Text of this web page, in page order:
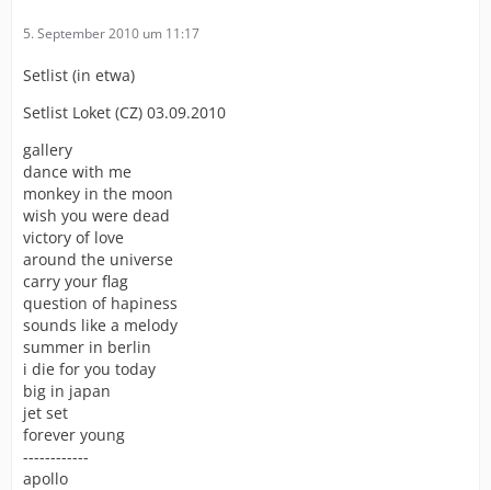
5. September 2010 um 11:17
Setlist (in etwa)
Setlist Loket (CZ) 03.09.2010
gallery
dance with me
monkey in the moon
wish you were dead
victory of love
around the universe
carry your flag
question of hapiness
sounds like a melody
summer in berlin
i die for you today
big in japan
jet set
forever young
------------
apollo